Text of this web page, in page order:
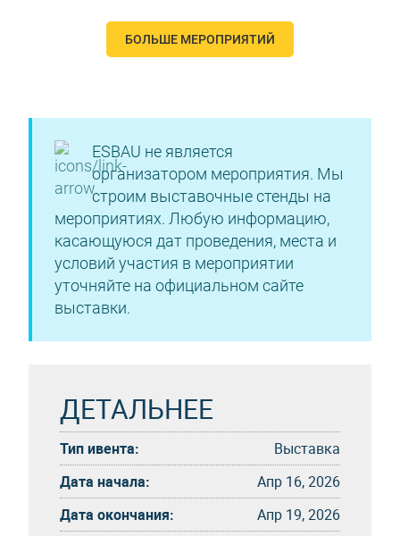
БОЛЬШЕ МЕРОПРИЯТИЙ
ESBAU не является
организатором мероприятия. Мы
строим выставочные стенды на
мероприятиях. Любую информацию,
касающуюся дат проведения, места и
условий участия в мероприятии
уточняйте на официальном сайте
выставки.
ДЕТАЛЬНЕЕ
Тип ивента:
Выставка
Дата начала:
Апр 16, 2026
Дата окончания:
Апр 19, 2026